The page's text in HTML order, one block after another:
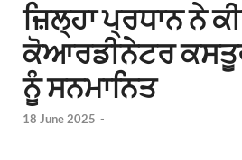
ਜ਼ਿਲ੍ਹਾ ਪ੍ਰਧਾਨ ਨੇ
ਕੋਆਰਡੀਨੇਟਰ
ਨੂੰ ਸਨਮਾਨਿਤ
18 June 2025 -